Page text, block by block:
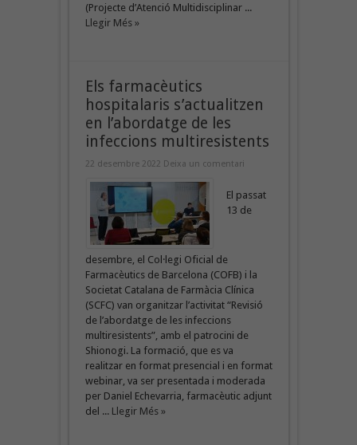
(Projecte d’Atenció Multidisciplinar ...
Llegir Més »
Els farmacèutics
hospitalaris s’actualitzen
en l’abordatge de les
infeccions multiresistents
22 desembre 2022 Deixa un comentari
El passat
13 de
desembre, el Col·legi Oficial de
Farmacèutics de Barcelona (COFB) i la
Societat Catalana de Farmàcia Clínica
(SCFC) van organitzar l’activitat “Revisió
de l’abordatge de les infeccions
multiresistents”, amb el patrocini de
Shionogi. La formació, que es va
realitzar en format presencial i en format
webinar, va ser presentada i moderada
per Daniel Echevarria, farmacèutic adjunt
del ... Llegir Més »